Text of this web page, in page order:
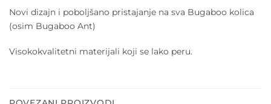
Novi dizajn i poboljšano pristajanje na sva Bugaboo kolica
(osim Bugaboo Ant)
Visokokvalitetni materijali koji se lako peru.